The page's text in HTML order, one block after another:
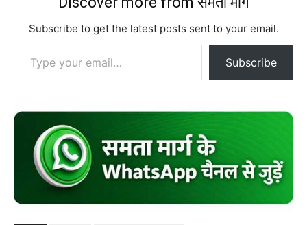
Subscribe to get the latest posts sent to your email.
Type your email…
Subscribe